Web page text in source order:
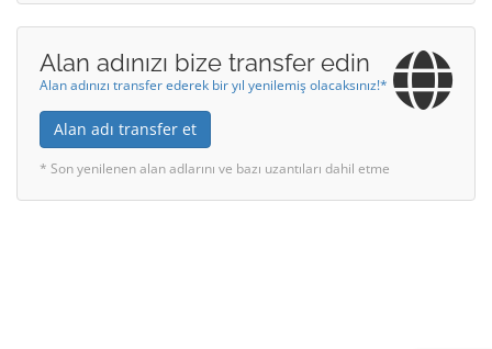
Alan adınızı bize transfer edin
Alan adınızı transfer ederek bir yıl yenilemiş olacaksınız!*
Alan adı transfer et
* Son yenilenen alan adlarını ve bazı uzantıları dahil etme